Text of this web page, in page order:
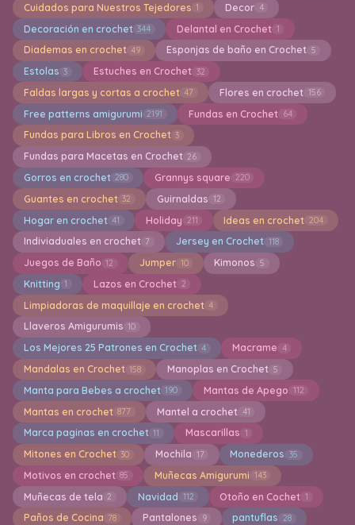
Cuidados para Nuestros Tejedores 1 Decor 4
Decoración en crochet 344 Delantal en Crochet 1
Diademas en crochet 49 Esponjas de baño en Crochet 5
Estolas 3 Estuches en Crochet 32
Faldas largas y cortas a crochet 47 Flores en crochet 156
Free patterns amigurumi 2191 Fundas en Crochet 64
Fundas para Libros en Crochet 3
Fundas para Macetas en Crochet 26
Gorros en crochet 280 Grannys square 220
Guantes en crochet 32 Guirnaldas 12
Hogar en crochet 41 Holiday 211 Ideas en crochet 204
Indiviaduales en crochet 7 Jersey en Crochet 118
Juegos de Baño 12 Jumper 10 Kimonos 5
Knitting 1 Lazos en Crochet 2
Limpiadoras de maquillaje en crochet 4
Llaveros Amigurumis 10
Los Mejores 25 Patrones en Crochet 4 Macrame 4
Mandalas en Crochet 158 Manoplas en Crochet 5
Manta para Bebes a crochet 190 Mantas de Apego 112
Mantas en crochet 877 Mantel a crochet 41
Marca paginas en crochet 11 Mascarillas 1
Mitones en Crochet 30 Mochila 17 Monederos 35
Motivos en crochet 85 Muñecas Amigurumi 143
Muñecas de tela 2 Navidad 112 Otoño en Cochet 1
Paños de Cocina 78 Pantalones 9 pantuflas 28